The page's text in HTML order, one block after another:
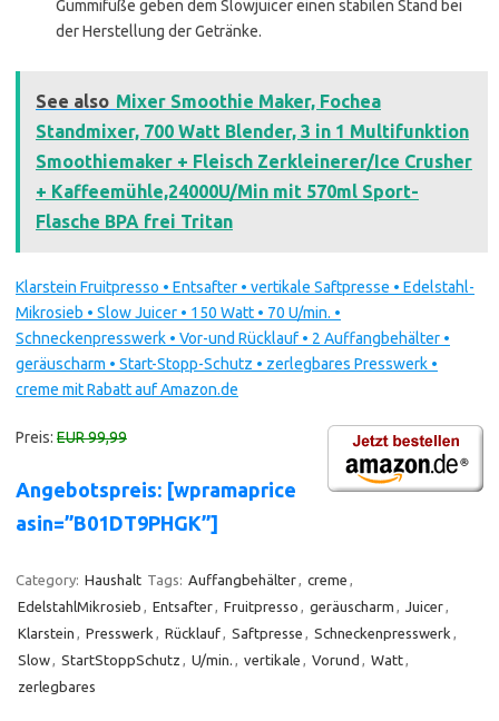
Gummifüße geben dem Slowjuicer einen stabilen Stand bei
der Herstellung der Getränke.
See also Mixer Smoothie Maker, Fochea
Standmixer, 700 Watt Blender, 3 in 1 Multifunktion
Smoothiemaker + Fleisch Zerkleinerer/Ice Crusher
+ Kaffeemühle,24000U/Min mit 570ml Sport-
Flasche BPA frei Tritan
Klarstein Fruitpresso • Entsafter • vertikale Saftpresse • Edelstahl-
Mikrosieb • Slow Juicer • 150 Watt • 70 U/min. •
Schneckenpresswerk • Vor-und Rücklauf • 2 Auffangbehälter •
geräuscharm • Start-Stopp-Schutz • zerlegbares Presswerk •
creme mit Rabatt auf Amazon.de
Preis: EUR 99,99
Angebotspreis: [wpramaprice
asin=”B01DT9PHGK”]
Category: Haushalt Tags: Auffangbehälter, creme ,
EdelstahlMikrosieb , Entsafter, Fruitpresso , geräuscharm , Juicer,
Klarstein , Presswerk , Rücklauf, Saftpresse , Schneckenpresswerk ,
Slow, StartStoppSchutz , U/min. , vertikale , Vorund , Watt,
zerlegbares